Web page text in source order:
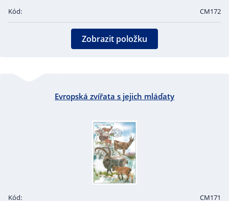
Kód: CM172
Zobrazit položku
Evropská zvířata s jejich mláďaty
Kód: CM171